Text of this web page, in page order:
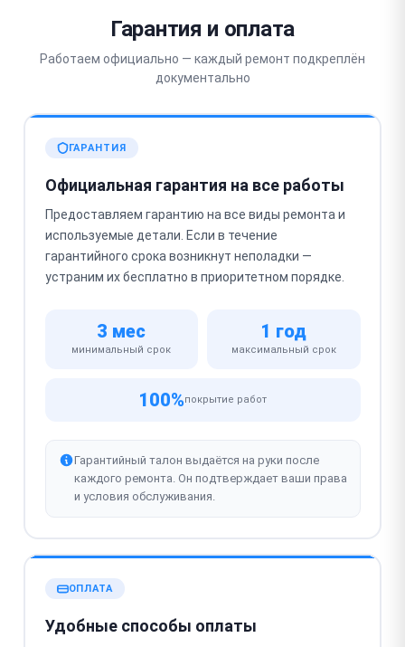
Гарантия и оплата
Работаем официально — каждый ремонт подкреплён
документально
ГАРАНТИЯ
Официальная гарантия на все работы
Предоставляем гарантию на все виды ремонта и
используемые детали. Если в течение
гарантийного срока возникнут неполадки —
устраним их бесплатно в приоритетном порядке.
3 мес
минимальный срок
1 год
максимальный срок
100%покрытие работ
Гарантийный талон выдаётся на руки после
каждого ремонта. Он подтверждает ваши права
и условия обслуживания.
ОПЛАТА
Удобные способы оплаты